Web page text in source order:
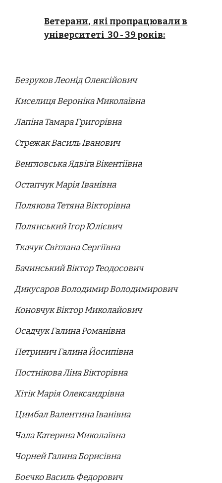
Ветерани, які пропрацювали в
університеті 30 - 39 років:
Безруков Леонід Олексійович
Киселиця Вероніка Миколаївна
Лапіна Тамара Григорівна
Стрежак Василь Іванович
Венгловська Ядвіга Вікентіївна
Остапчук Марія Іванівна
Полякова Тетяна Вікторівна
Полянський Ігор Юлієвич
Ткачук Світлана Сергіївна
Бачинський Віктор Теодосович
Дикусаров Володимир Володимирович
Коновчук Віктор Миколайович
Осадчук Галина Романівна
Петринич Галина Йосипівна
Постнікова Ліна Вікторівна
Хітік Марія Олександрівна
Цимбал Валентина Іванівна
Чала Катерина Миколаївна
Чорней Галина Борисівна
Боєчко Василь Федорович